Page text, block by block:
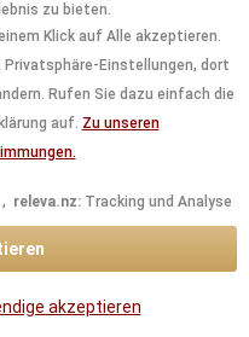
zu bieten.
Klick auf Alle akzeptieren.
Einstellungen, dort
Rufen Sie dazu einfach die
auf. Zu unseren
releva.nz: Tracking und Analyse
akzeptieren